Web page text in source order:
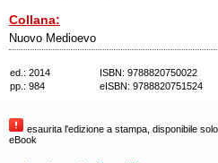
Collana:
Nuovo Medioevo
ed.: 2014
ISBN: 9788820750022
pp.: 984
eISBN: 9788820751524
esaurita l'edizione a stampa, disponibile
eBook